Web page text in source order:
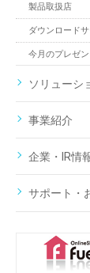
製品取扱店
ダウンロード
今月のプレゼン
ソリューシ
事業紹介
企業・IR情
サポート・